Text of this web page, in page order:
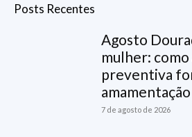
Posts Recentes
Agosto
mulher: como
preventiva
7 de agosto de 2026